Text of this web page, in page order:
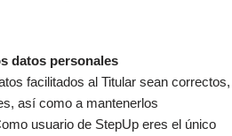
datos personales
facilitados al Titular sean correctos,
así como a mantenerlos
usuario de StepUp eres el único